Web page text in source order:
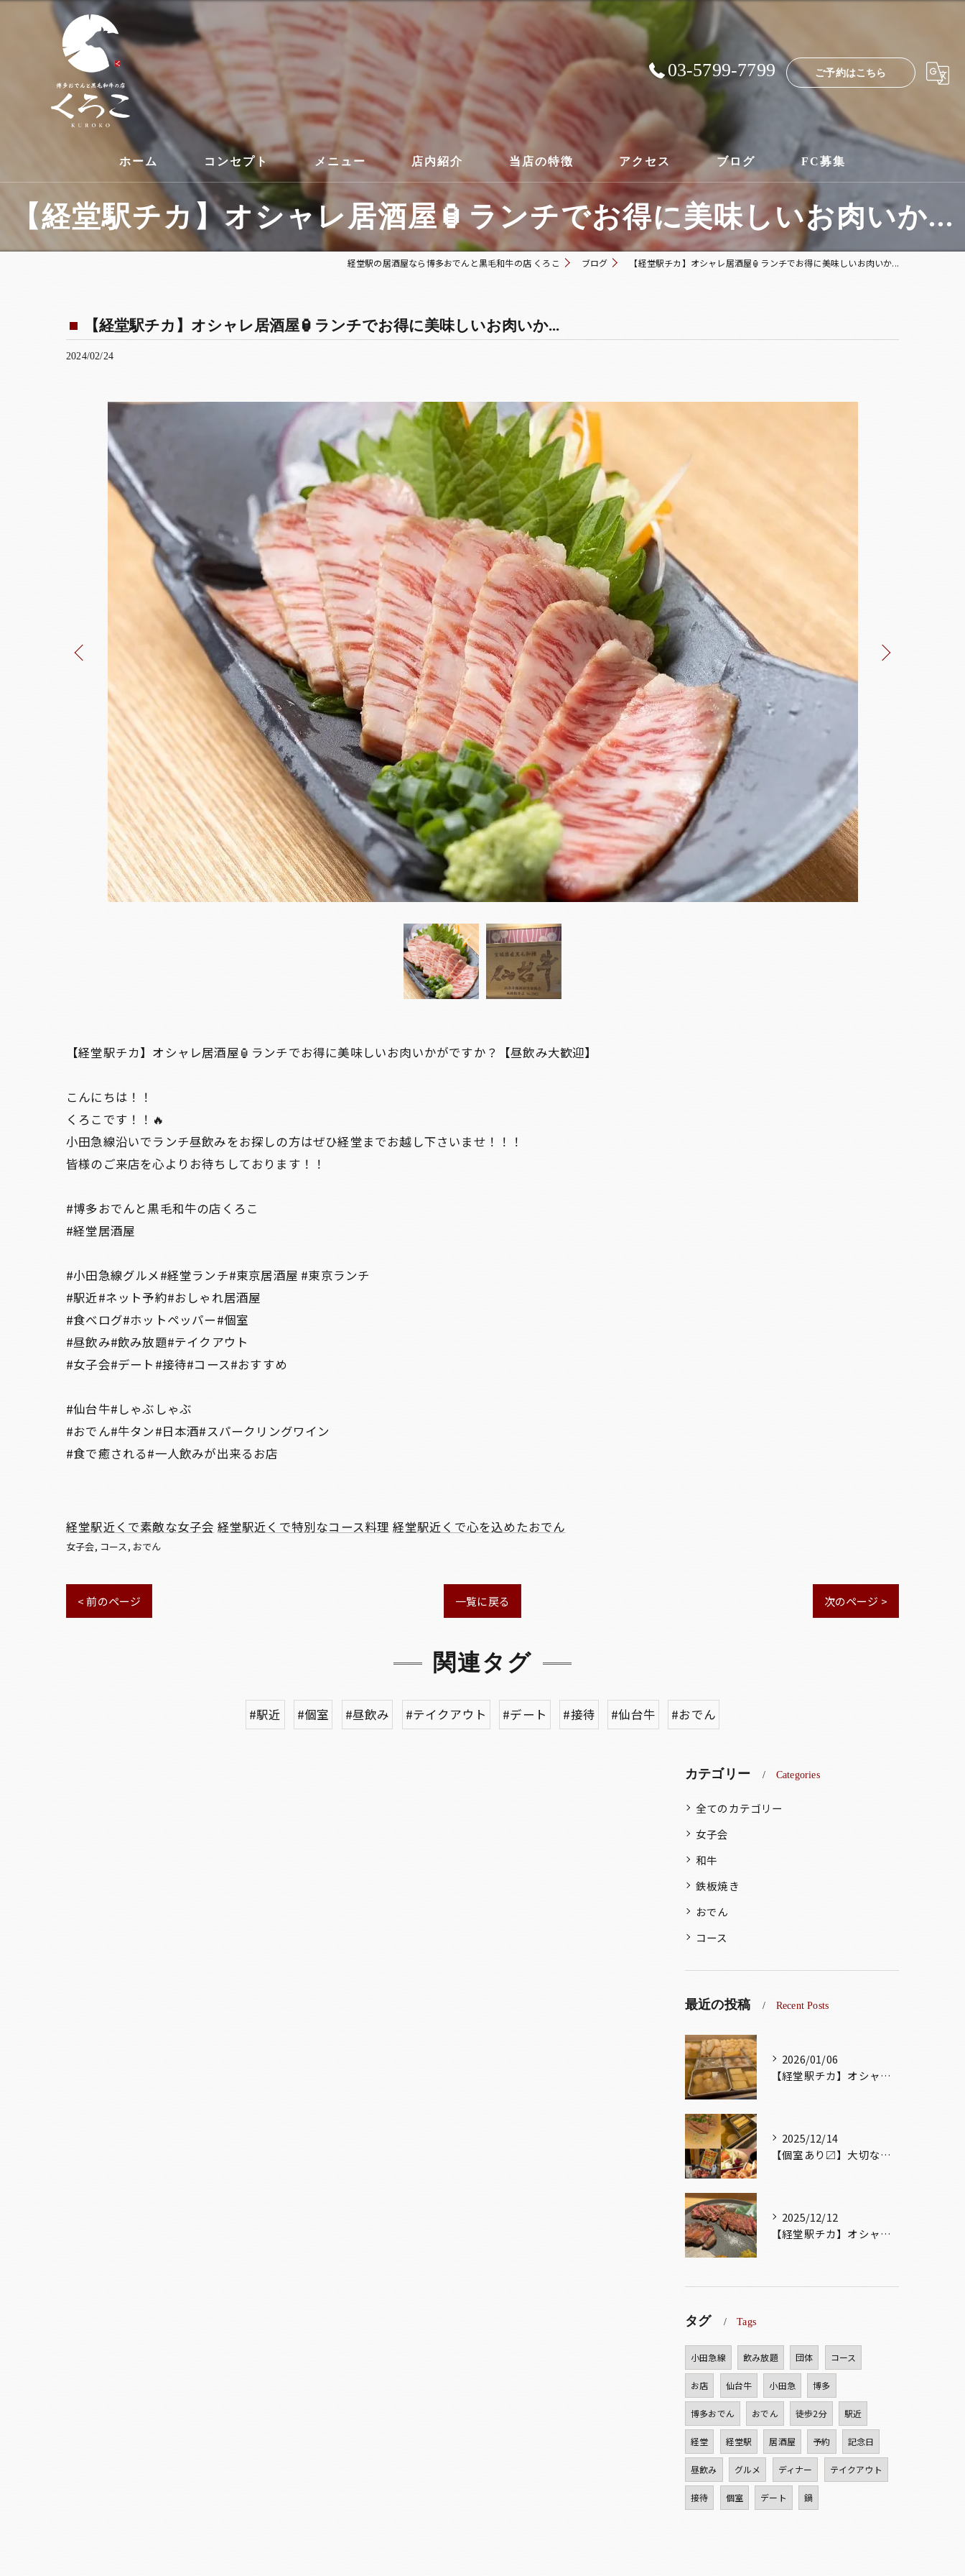
03-5799-7799 ご予約はこちら
ホーム コンセプト メニュー 店内紹介 当店の特徴
コース
アクセス ブログ FC募集
【経堂駅チカ】オシャレ居酒屋🏮ランチでお得に美味しいお肉いか...
経堂駅の居酒屋なら博多おでんと黒毛和牛の店 くろこ ブログ 【経堂駅チカ】オシャレ居酒屋🏮ランチでお得に美味しいお肉いか...
【経堂駅チカ】オシャレ居酒屋🏮ランチでお得に美味しいお肉いか...
2024/02/24
【経堂駅チカ】オシャレ居酒屋🏮ランチでお得に美味しいお肉いかがですか？【昼飲み大歓迎】
こんにちは！！
くろこです！！🔥
小田急線沿いでランチ昼飲みをお探しの方はぜひ経堂までお越し下さいませ！！！
皆様のご来店を心よりお待ちしております！！
#博多おでんと黒毛和牛の店くろこ
#経堂居酒屋
#小田急線グルメ#経堂ランチ#東京居酒屋 #東京ランチ
#駅近#ネット予約#おしゃれ居酒屋
#食べログ#ホットペッパー#個室
#昼飲み#飲み放題#テイクアウト
#女子会#デート#接待#コース#おすすめ
#仙台牛#しゃぶしゃぶ
#おでん#牛タン#日本酒#スパークリングワイン
#食で癒される#一人飲みが出来るお店
経堂駅近くで素敵な女子会 経堂駅近くで特別なコース料理 経堂駅近くで心を込めたおでん
女子会 コース おでん
< 前のページ 一覧に戻る 次のページ >
関連タグ
#駅近 #個室 #昼飲み #テイクアウト #デート #接待 #仙台牛 #おでん
カテゴリー Categories
全てのカテゴリー
女子会
和牛
鉄板焼き
おでん
コース
最近の投稿 Recent Posts
2026/01/06
【経堂駅チカ】オシャレ居酒屋🏮出汁が美味しいおでんがオススメ...
2025/12/14
【個室あり〼】大切な記念日、お祝い事でのご来店ぜひお待ちして...
2025/12/12
【経堂駅チカ】オシャレ居酒屋🏮自慢のお肉が楽しめる🐃お得なコ...
タグ Tags
小田急線 飲み放題 団体 コース
お店 仙台牛 小田急 博多
博多おでん おでん 徒歩2分 駅近
経堂 経堂駅 居酒屋 予約 記念日
昼飲み グルメ ディナー テイクアウト
接待 個室 デート 鍋